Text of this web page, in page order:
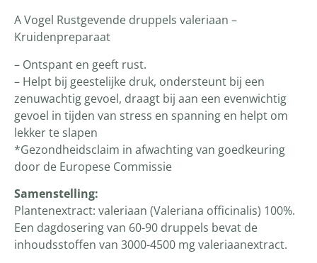
A Vogel Rustgevende druppels valeriaan –
Kruidenpreparaat
– Ontspant en geeft rust.
– Helpt bij geestelijke druk, ondersteunt bij een
zenuwachtig gevoel, draagt bij aan een evenwichtig
gevoel in tijden van stress en spanning en helpt om
lekker te slapen
*Gezondheidsclaim in afwachting van goedkeuring
door de Europese Commissie
Samenstelling:
Plantenextract: valeriaan (Valeriana officinalis) 100%.
Een dagdosering van 60-90 druppels bevat de
inhoudsstoffen van 3000-4500 mg valeriaanextract.